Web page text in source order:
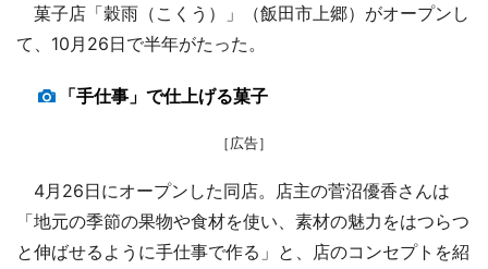
菓子店「穀雨（こくう）」（飯田市上郷）がオープンし
て、10月26日で半年がたった。
「手仕事」で仕上げる菓子
［広告］
4月26日にオープンした同店。店主の菅沼優香さんは
「地元の季節の果物や食材を使い、素材の魅力をはつらつ
と伸ばせるように手仕事で作る」と、店のコンセプトを紹